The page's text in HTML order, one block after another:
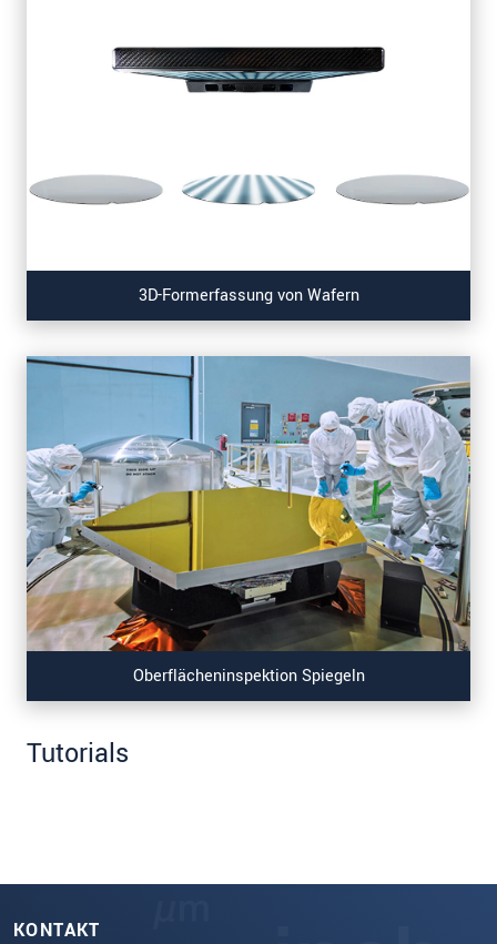
3D-Formerfassung von Wafern
Oberflächeninspektion Spiegeln
Tutorials
KONTAKT